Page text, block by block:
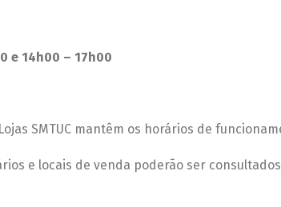
e 14h00 – 17h00
SMTUC mantêm os horários de
e locais de venda poderão ser